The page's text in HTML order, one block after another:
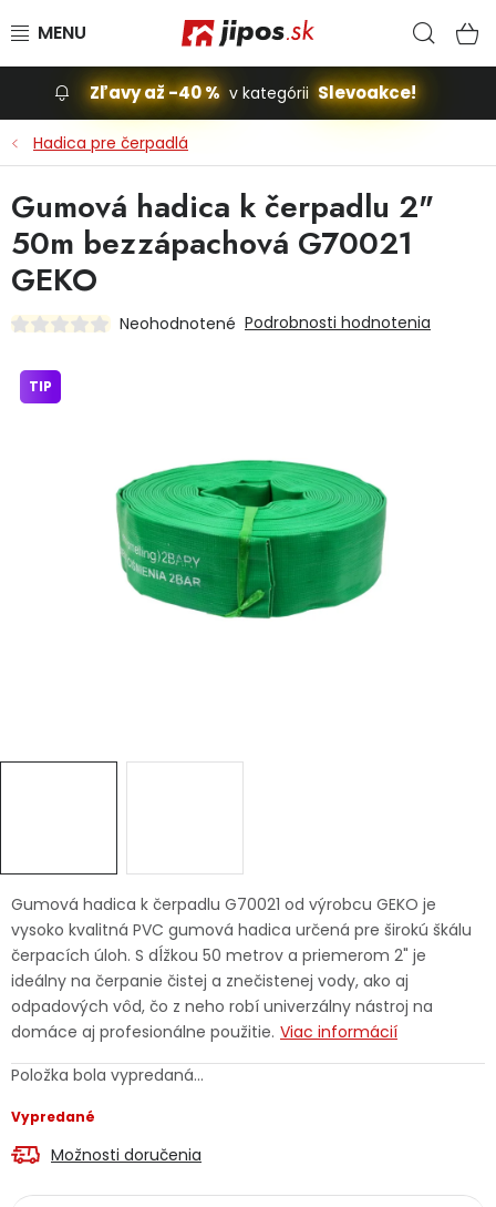
Slevoakce
Stavba, dom
Dielňa
Príslušenstvo pre automobily
Domácnosť
Ochranné pracovné pomôcky
Doprava a platba Váš zákaznícky účet
Kontakty
PODPORA
Reklamačný formulár
Podmienky ochrany osobných údajov
Zľavy až -40 % v kategórii Slevoakce!
Hadica pre čerpadlá
Gumová hadica k čerpadlu G70021 od výrobcu GEKO je
vysoko kvalitná PVC gumová hadica určená pre širokú škálu
čerpacích úloh. S dĺžkou 50 metrov a priemerom 2" je
ideálny na čerpanie čistej a znečistenej vody, ako aj
odpadových vôd, čo z neho robí univerzálny nástroj na
domáce aj profesionálne použitie. Viac informácií
Položka bola vypredaná…
Vypredané
Možnosti doručenia
Gumová hadica k čerpadlu 2"
50m bezzápachová G70021
GEKO
Neohodnotené Podrobnosti hodnotenia
TIP